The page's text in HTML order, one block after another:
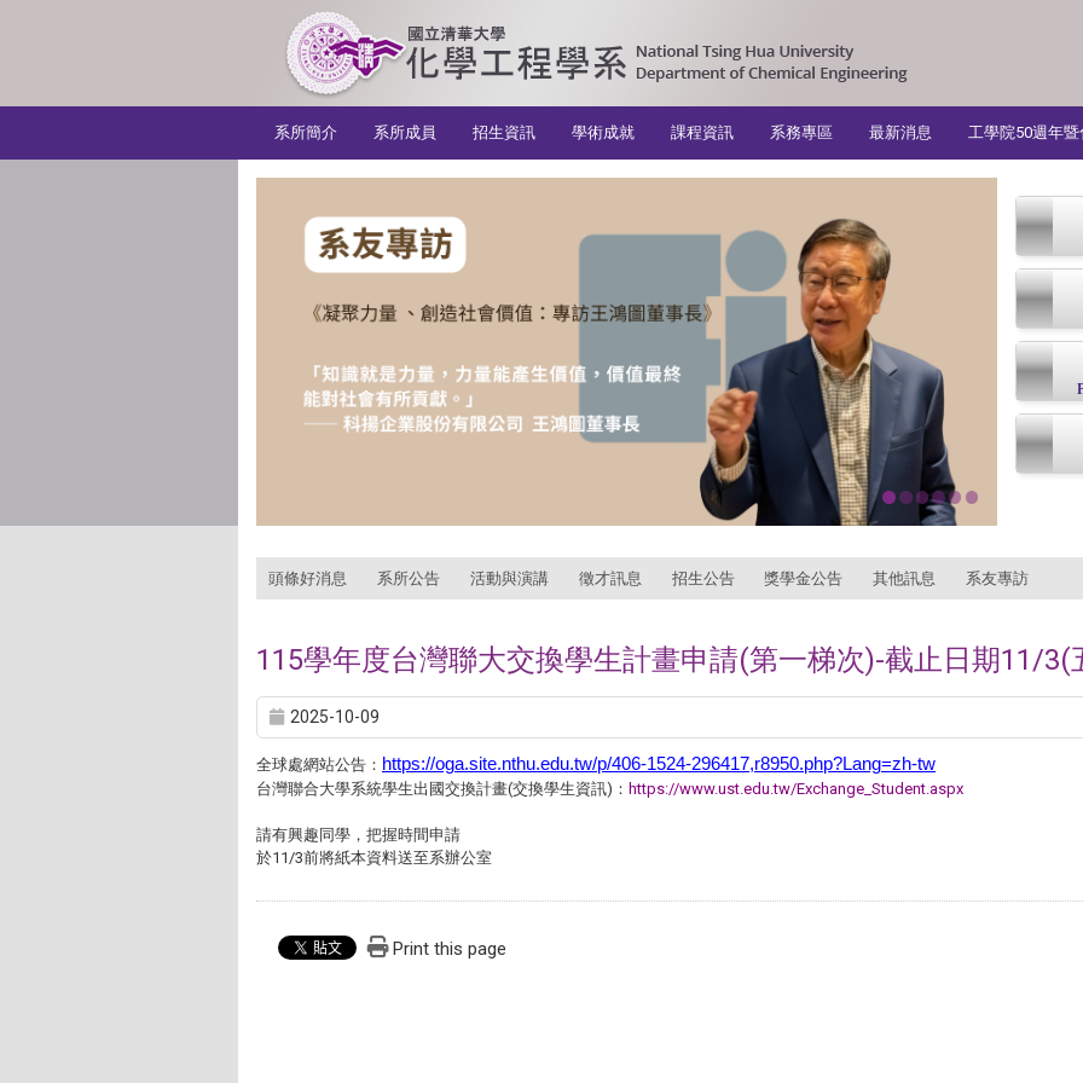
系所簡介
系所成員 招生資訊 學術成就 課程資訊 系務專區 最新消息 工學院50週年
頭條好消息 系所公告 活動與演講 徵才訊息 招生公告 獎學金公告 其他訊息 系友專訪
115學年度台灣聯大交換學生計畫申請(第一梯次)-截止日期11/3(
2025-10-09
全球處網站公告： https://oga.site.nthu.edu.tw/p/406-1524-296417,r8950.php?Lang=zh-tw
台灣聯合大學系統學生出國交換計畫(交換學生資訊)： https://www.ust.edu.tw/Exchange_Student.aspx
請有興趣同學，把握時間申請
於11/3前將紙本資料送至系辦公室
Print this page